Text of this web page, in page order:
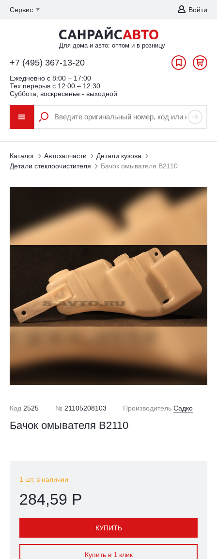
Сервис Войти
Для дома и авто: оптом и в розницу
+7 (495) 367-13-20
Ежедневно c 8:00 – 17:00
Тех.перерыв с 12:00 – 12:30
Суббота, воскресенье - выходной
Каталог Автозапчасти
Детали кузова
Детали стеклоочистителя
Бачок омывателя В2110
Код 2525 № 21105208103 Производитель Садко
Бачок омывателя В2110
1 шт. в наличии
284,59 Р
КУПИТЬ
Купить в 1 клик